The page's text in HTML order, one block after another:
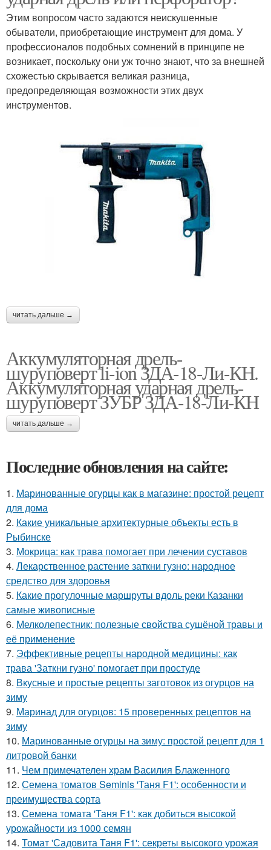
Этим вопросом часто задаются неискушенные
обыватели, приобретающие инструмент для дома. У
профессионалов подобных сомнений в принципе не
возникает, поскольку они уж точно знают, что за внешней
схожестью скрывается великая разница,
предопределяющая возможности этих двух
инструментов.
читать дальше →
Аккумуляторная дрель-
шуруповерт li-ion ЗДА-18-Ли-КН.
Аккумуляторная ударная дрель-
шуруповерт ЗУБР ЗДА-18-Ли-КН
читать дальше →
Последние обновления на сайте:
1. Маринованные огурцы как в магазине: простой рецепт
для дома
2. Какие уникальные архитектурные объекты есть в
Рыбинске
3. Мокрица: как трава помогает при лечении суставов
4. Лекарственное растение заткни гузно: народное
средство для здоровья
5. Какие прогулочные маршруты вдоль реки Казанки
самые живописные
6. Мелколепестник: полезные свойства сушёной травы и
её применение
7. Эффективные рецепты народной медицины: как
трава 'Заткни гузно' помогает при простуде
8. Вкусные и простые рецепты заготовок из огурцов на
зиму
9. Маринад для огурцов: 15 проверенных рецептов на
зиму
10. Маринованные огурцы на зиму: простой рецепт для 1
литровой банки
11. Чем примечателен храм Василия Блаженного
12. Семена томатов Seminis 'Таня F1': особенности и
преимущества сорта
13. Семена томата 'Таня F1': как добиться высокой
урожайности из 1000 семян
14. Томат 'Садовита Таня F1': секреты высокого урожая